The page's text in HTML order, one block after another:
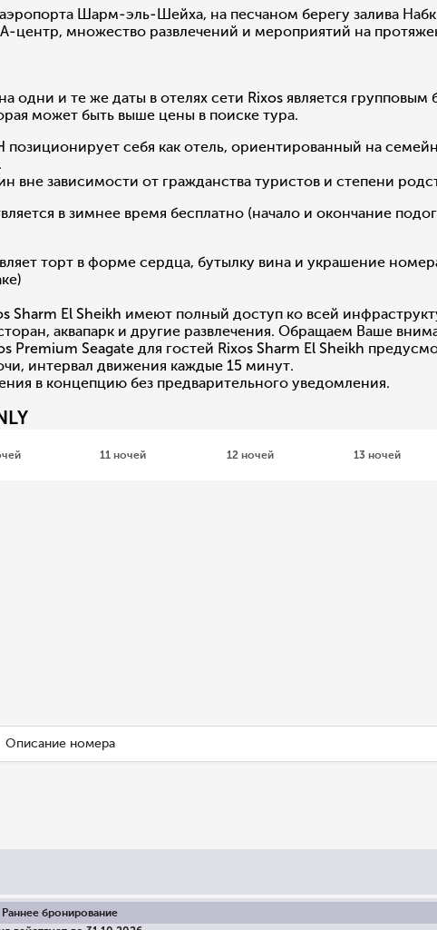
Шарм-эль-Шейха, на песчаном берегу залива
центр, множество развлечений и мероприятий на
и те же даты в отелях сети Rixos является
может быть выше цены в поиске тура.
позиционирует себя как отель, ориентированный на
зависимости от гражданства туристов и степени
в зимнее время бесплатно (начало и окончание
торт в форме сердца, бутылку вина и украшение
Sharm El Sheikh имеют полный доступ ко всей
аквапарк и другие развлечения. Обращаем Ваше
Premium Seagate для гостей Rixos Sharm El Sheikh
интервал движения каждые 15 минут.
в концепцию без предварительного уведомления.
11 ночей 12 ночей 13 ночей
Описание номера
Раннее бронирование